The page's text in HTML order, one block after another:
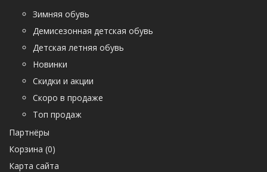
Зимняя обувь
Демисезонная детская обувь
Детская летняя обувь
Новинки
Скидки и акции
Скоро в продаже
Топ продаж
Партнёры
Корзина (0)
Карта сайта